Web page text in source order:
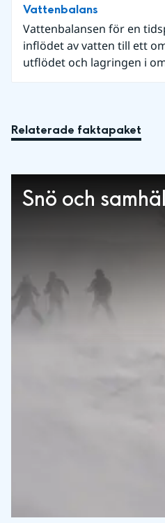
Vattenbalans
Vattenbalansen för en
inflödet av vatten till ett
utflödet och lagringen i
Relaterade faktapaket
Snö och